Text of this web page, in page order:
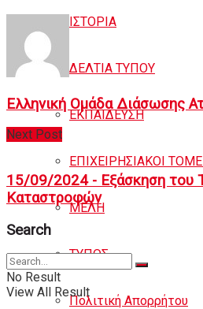
ΙΣΤΟΡΙΑ
ΔΕΛΤΙΑ ΤΥΠΟΥ
ΕΚΠΑΙΔΕΥΣΗ
ΕΠΙΧΕΙΡΗΣΙΑΚΟΙ
ΜΕΛΗ
ΤΥΠΟΣ
Πολιτική Απορρήτου
Ελληνική Ομάδα Διάσωσης
Next Post
15/09/2024 - Εξάσκηση του
Καταστροφών
Search
No Result
View All Result